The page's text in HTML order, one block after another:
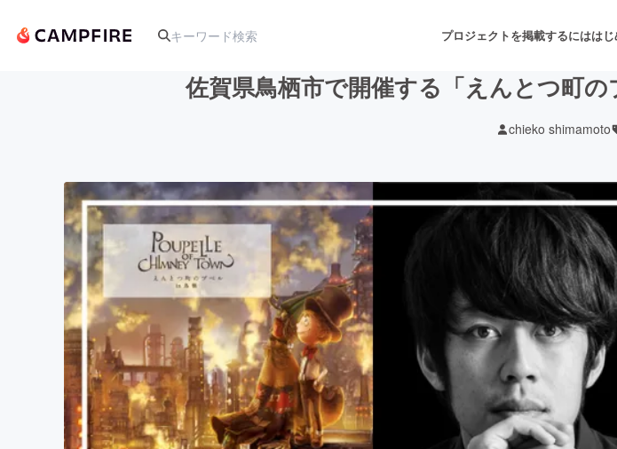
プロジェクトを掲載するにははじ
アート・写真
テクノロジー・ガジェット ゲーム・サービス開発
映像・映画 書籍・雑誌出版
ビジネス・起業 チャレンジ
まちづくり・地域活性化
佐賀県鳥栖市で開催する「えんとつ町
chieko shimamoto